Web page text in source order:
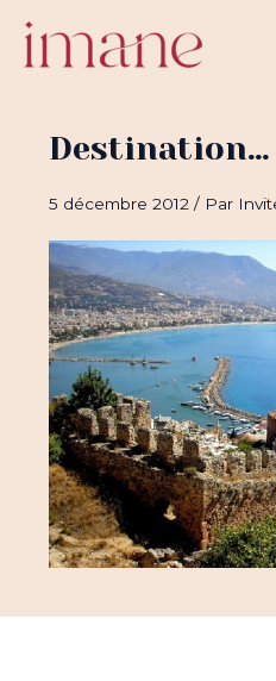
contenu
Destination…
5 décembre 2012/ Par